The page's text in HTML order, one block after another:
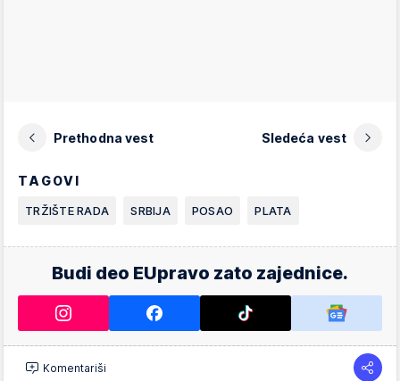
Prethodna vest Sledeća vest
TAGOVI
TRŽIŠTE RADA SRBIJA POSAO PLATA
Budi deo EUpravo zato zajednice.
Komentariši